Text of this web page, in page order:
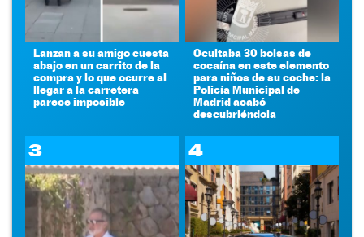
Lanzan a su amigo cuesta
abajo en un carrito de la
compra y lo que ocurre al
llegar a la carretera
parece imposible
Ocultaba 30 bolsas de
cocaína en este elemento
para niños de su coche: la
Policía Municipal de
Madrid acabó
descubriéndola
3 4